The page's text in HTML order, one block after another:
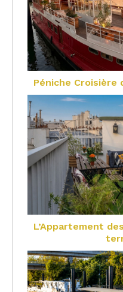
Péniche
L’Appartement